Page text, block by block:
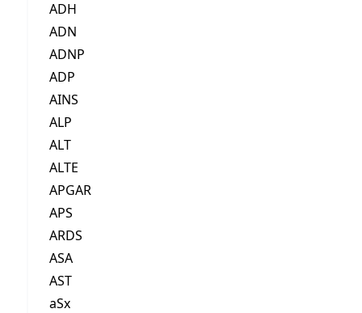
ADH
ADN
ADNP
ADP
AINS
ALP
ALT
ALTE
APGAR
APS
ARDS
ASA
AST
aSx